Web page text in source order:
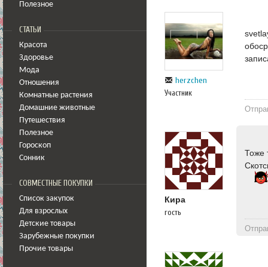
Полезное
СТАТЬИ
Красота
Здоровье
Мода
Отношения
Комнатные растения
Домашние животные
Путешествия
Полезное
Гороскоп
Сонник
СОВМЕСТНЫЕ ПОКУПКИ
Список закупок
Для взрослых
Детские товары
Зарубежные покупки
Прочие товары
herzchen
Участник
Кира
гость
Тоже